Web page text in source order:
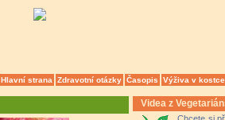
Hlavní strana Zdravotní otázky Časopis Výživa v kostce
Videa z